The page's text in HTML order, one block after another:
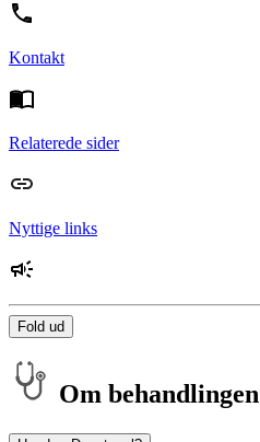
Kontakt
Relaterede sider
Nyttige links
Fold ud
Om behandlingen